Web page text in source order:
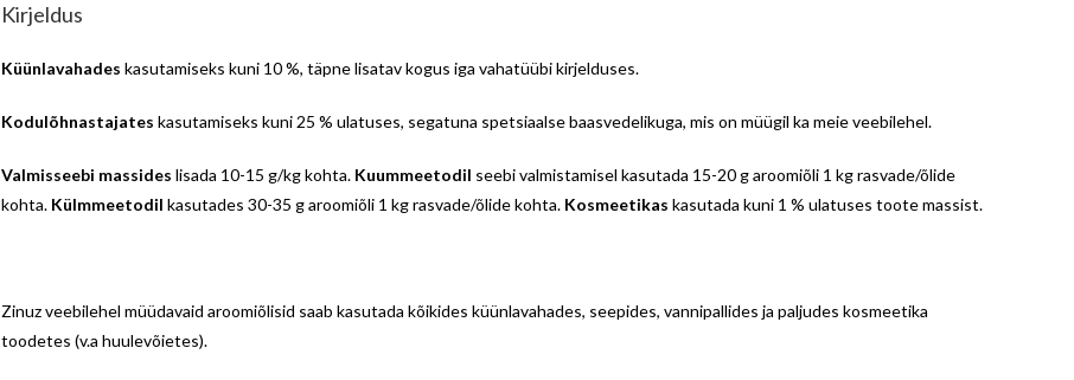
Kirjeldus
Küünlavahades kasutamiseks kuni 10 %, täpne lisatav kogus iga vahatüübi kirjelduses.
Kodulõhnastajates kasutamiseks kuni 25 % ulatuses, segatuna spetsiaalse baasvedelikuga, mis on müügil ka meie veebilehel.
Valmisseebi massides lisada 10-15 g/kg kohta. Kuummeetodil seebi valmistamisel kasutada 15-20 g aroomiõli 1 kg rasvade/õlide
kohta. Külmmeetodil kasutades 30-35 g aroomiõli 1 kg rasvade/õlide kohta. Kosmeetikas kasutada kuni 1 % ulatuses toote massist.
Zinuz veebilehel müüdavaid aroomiõlisid saab kasutada kõikides küünlavahades, seepides, vannipallides ja paljudes kosmeetika
toodetes (v.a huulevõietes).